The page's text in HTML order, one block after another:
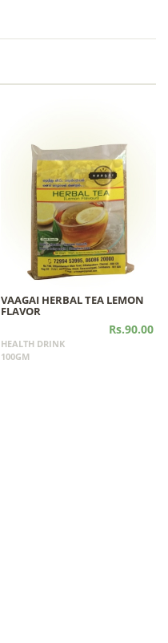
VAAGAI HERBAL TEA LEMON
FLAVOR
Rs.90.00
HEALTH DRINK
100GM